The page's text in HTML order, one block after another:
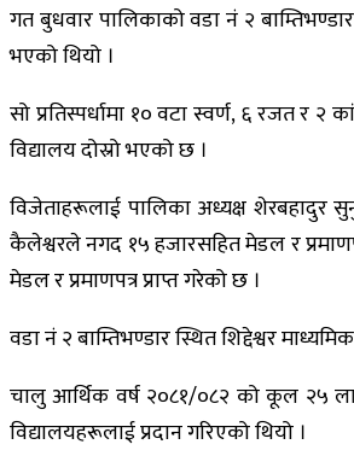
गत बुधवार पालिकाको वडा नं २
भएको थियो ।
सो प्रतिस्पर्धामा १० वटा स्वर्ण, ६ रजत र
विद्यालय दोस्रो भएको छ ।
विजेताहरूलाई पालिका अध्यक्ष शेरबहादुर
कैलेश्वरले नगद १५ हजारसहित मेडल र
मेडल र प्रमाणपत्र प्राप्त गरेको छ ।
वडा नं २ बाम्तिभण्डार स्थित शिद्देश्वर
चालु आर्थिक वर्ष २०८१/०८२ को कूल २५
विद्यालयहरूलाई प्रदान गरिएको थियो ।